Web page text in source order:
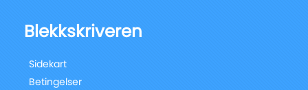
Blekkskriveren
Sidekart
Betingelser